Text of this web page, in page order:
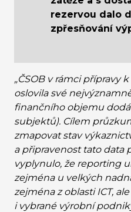
rezervou dalo
zpřesňování
„ČSOB v rámci přípravy
oslovila své
finančního objemu
subjektů). Cílem
zmapovat stav
a připravenost tato data
vyplynulo, že reporting
zejména u velkých
zejména z oblasti ICT,
i vybrané výrobní